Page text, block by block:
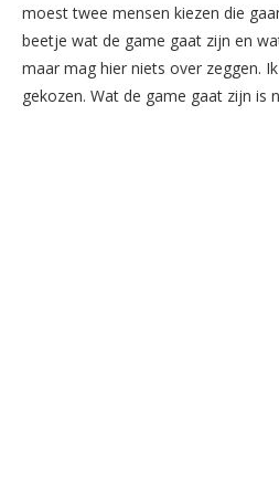
moest twee mensen kiezen die
beetje wat de game gaat zijn en
maar mag hier niets over zeggen.
gekozen. Wat de game gaat zijn is